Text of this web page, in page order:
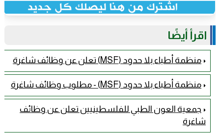
اقرأ أيضًا
منظمة أطباء بلا حدود (MSF) تعلن عن وظائف شاغرة
منظمة أطباء بلا حدود (MSF) - مطلوب وظائف شاغرة
جمعية العون الطبي للفلسطينيين تعلن عن وظائف
شاغرة